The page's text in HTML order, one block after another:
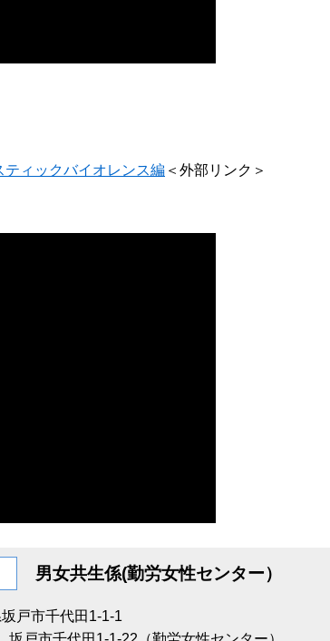
ィックバイオレンス編 ＜外部リンク＞
男女共生係(勤労女性センター）
戸市千代田1-1-1